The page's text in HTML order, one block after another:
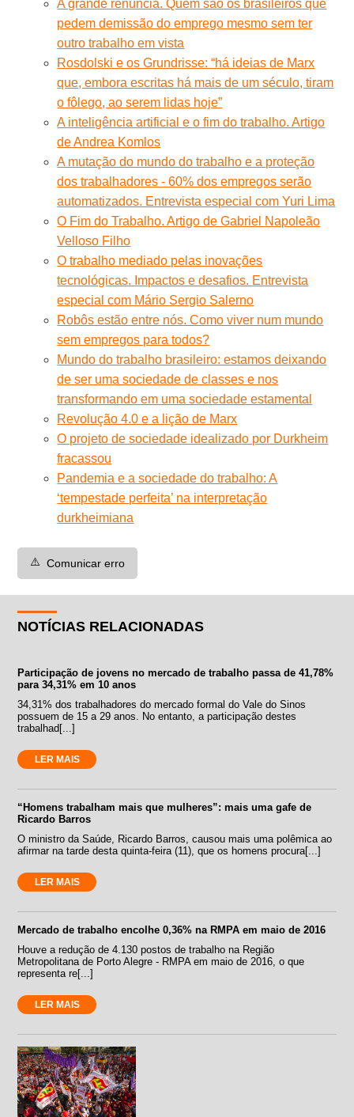
A grande renúncia. Quem são os brasileiros que
pedem demissão do emprego mesmo sem ter
outro trabalho em vista
Rosdolski e os Grundrisse: “há ideias de Marx
que, embora escritas há mais de um século, tiram
o fôlego, ao serem lidas hoje”
A inteligência artificial e o fim do trabalho. Artigo
de Andrea Komlos
A mutação do mundo do trabalho e a proteção
dos trabalhadores - 60% dos empregos serão
automatizados. Entrevista especial com Yuri Lima
O Fim do Trabalho. Artigo de Gabriel Napoleão
Velloso Filho
O trabalho mediado pelas inovações
tecnológicas. Impactos e desafios. Entrevista
especial com Mário Sergio Salerno
Robôs estão entre nós. Como viver num mundo
sem empregos para todos?
Mundo do trabalho brasileiro: estamos deixando
de ser uma sociedade de classes e nos
transformando em uma sociedade estamental
Revolução 4.0 e a lição de Marx
O projeto de sociedade idealizado por Durkheim
fracassou
Pandemia e a sociedade do trabalho: A
‘tempestade perfeita’ na interpretação
durkheimiana
⚠️ Comunicar erro
NOTÍCIAS RELACIONADAS
Participação de jovens no mercado de trabalho passa de 41,78%
para 34,31% em 10 anos
34,31% dos trabalhadores do mercado formal do Vale do Sinos
possuem de 15 a 29 anos. No entanto, a participação destes
trabalhad[...]
LER MAIS
“Homens trabalham mais que mulheres”: mais uma gafe de
Ricardo Barros
O ministro da Saúde, Ricardo Barros, causou mais uma polêmica ao
afirmar na tarde desta quinta-feira (11), que os homens procura[...]
LER MAIS
Mercado de trabalho encolhe 0,36% na RMPA em maio de 2016
Houve a redução de 4.130 postos de trabalho na Região
Metropolitana de Porto Alegre - RMPA em maio de 2016, o que
representa re[...]
LER MAIS